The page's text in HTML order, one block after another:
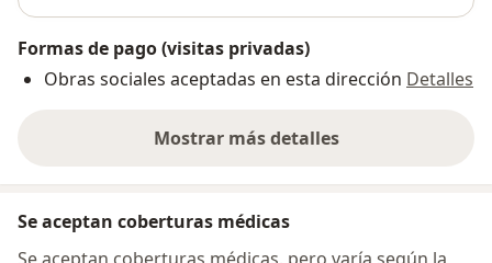
Formas de pago (visitas privadas)
Obras sociales aceptadas en esta dirección Detalles
Mostrar más detalles
sobre la dirección
Se aceptan coberturas médicas